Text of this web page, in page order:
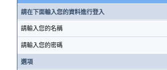
請在下面輸入您的資料進行登入
請輸入您的名稱
請輸入您的密碼
選項